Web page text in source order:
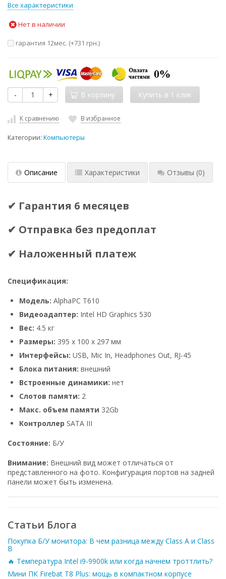
Все характеристики
Нет в наличии
гарантия 12мес. (+731 грн.)
- + В корзину
К сравнению В избранное
Категории: Компьютеры
Описание Характеристики Отзывы (0)
✔ Гарантия 6 месяцев
✔ Отправка без предоплат
✔ Наложенный платеж
Спецификация:
Модель: AlphaPC T610
Видеоадаптер: Intel HD Graphics 530
Вес: 4.5 кг
Размеры: 395 x 100 x 297 мм
Интерфейсы: USB, Mic In, Headphones Out, RJ-45
Блока питания: внешний
Встроенные динамики: нет
Слотов памяти: 2
Макс. объем памяти 32Gb
Контроллер SATA III
Состояние: Б/У
Внимание: Внешний вид может отличаться от
представленного на фото. Конфигурация портов на задней
панели может быть изменена.
Статьи Блога
Покупка Б/У монитора: В чем разница между Class A и Class
B
🔥 Температура Intel i9-9900k или когда начнем троттлить?
Мини ПК Firebat T8 Plus: мощь в компактном корпусе